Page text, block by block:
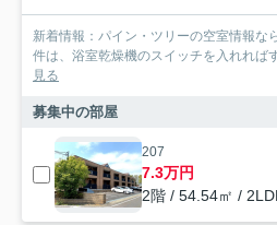
新着情報：パイン・ツリーの空室情報な
件は、浴室乾燥機のスイッチを入れれば
見る
募集中の部屋
207
7.3万円
2階 / 54.54㎡ /